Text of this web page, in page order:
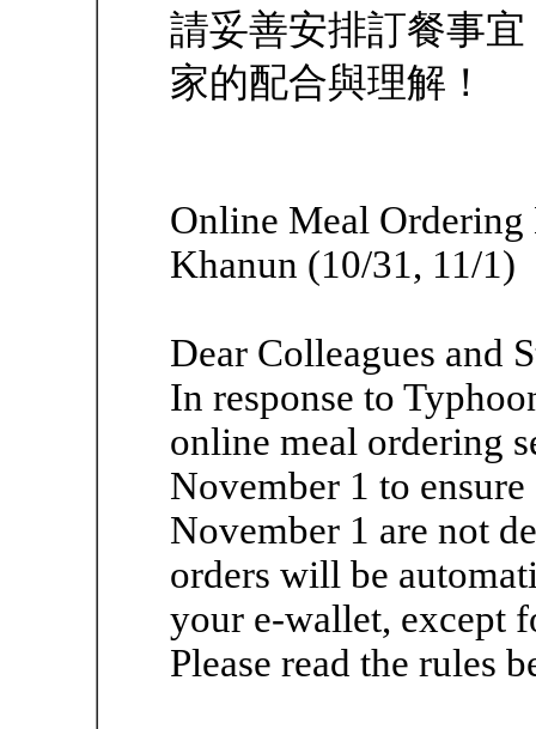
請妥善安排訂餐事
家的配合與理解！
Online Meal Ordering
Khanun (10/31, 11/1)
Dear Colleagues and
In response to
online meal ordering
November 1 to
November 1 are not
orders will be
your e-wallet, except
Please read the rules